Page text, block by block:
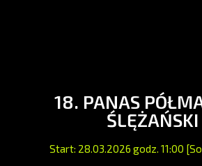
18. PANAS
ŚLĘŻAŃSKI
Start: 28.03.2026 godz. 11:00